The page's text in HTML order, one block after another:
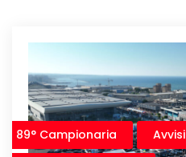
89° Campionaria
Avvisi